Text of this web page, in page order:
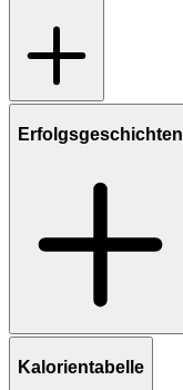
Erfolgsgeschichten
Kalorientabelle